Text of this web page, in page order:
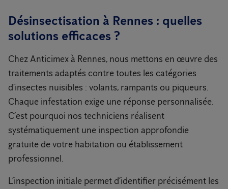
Désinsectisation à Rennes : quelles
solutions efficaces ?
Chez Anticimex à Rennes, nous mettons en œuvre des
traitements adaptés contre toutes les catégories
d’insectes nuisibles : volants, rampants ou piqueurs.
Chaque infestation exige une réponse personnalisée.
C’est pourquoi nos techniciens réalisent
systématiquement une inspection approfondie
gratuite de votre habitation ou établissement
professionnel.
L’inspection initiale permet d’identifier précisément les